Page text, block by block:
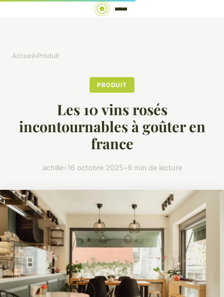
Accueil›Produit
PRODUIT
Les 10 vins rosés
incontournables à goûter en
france
achille•16 octobre 2025•9 min de lecture